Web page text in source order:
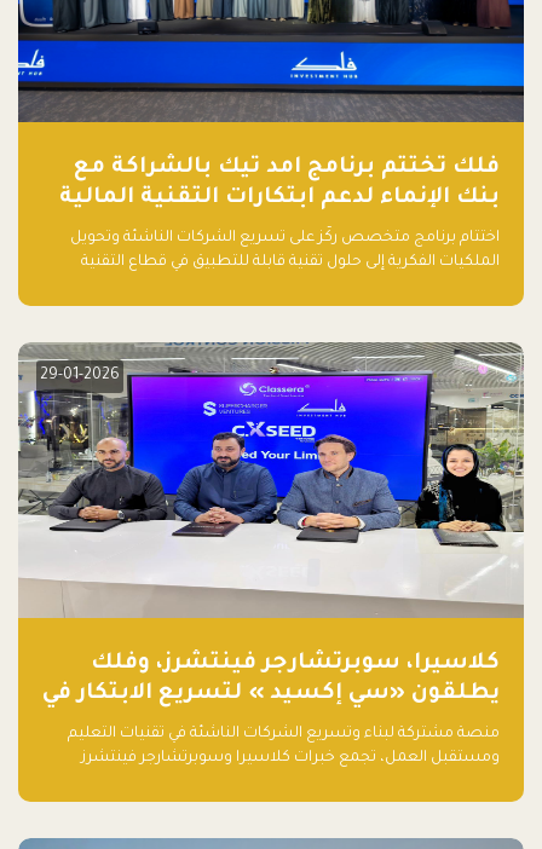
فلك تختتم برنامج امد تيك بالشراكة مع
بنك الإنماء لدعم ابتكارات التقنية المالية
اختتام برنامج متخصص ركّز على تسريع الشركات الناشئة وتحويل
الملكيات الفكرية إلى حلول تقنية قابلة للتطبيق في قطاع التقنية
29-01-2026
كلاسيرا، سوبرتشارجر فينتشرز، وفلك
يطلقون «سي إكسيد » لتسريع الابتكار في
تقنيات التعليم ومستقبل العمل
منصة مشتركة لبناء وتسريع الشركات الناشئة في تقنيات التعليم
ومستقبل العمل، تجمع خبرات كلاسيرا وسوبرتشارجر فينتشرز
العالمية.